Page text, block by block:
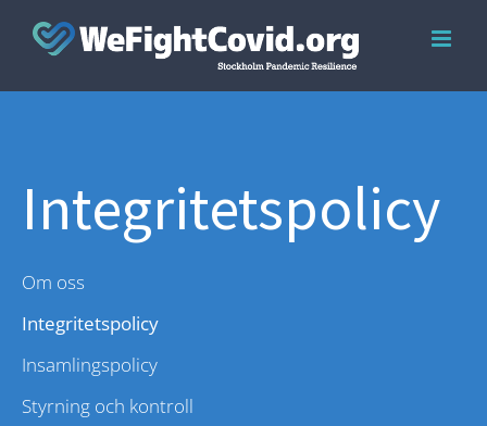
Integritets­policy
Om oss
Integritetspolicy
Insamlingspolicy
Styrning och kontroll